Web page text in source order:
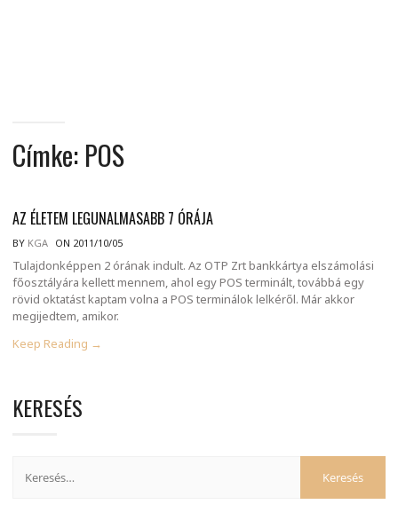
Címke: POS
AZ ÉLETEM LEGUNALMASABB 7 ÓRÁJA
BY KGA ON 2011/10/05
Tulajdonképpen 2 órának indult. Az OTP Zrt bankkártya elszámolási
főosztályára kellett mennem, ahol egy POS terminált, továbbá egy
rövid oktatást kaptam volna a POS terminálok lelkéről. Már akkor
megijedtem, amikor.
Keep Reading →
KERESÉS